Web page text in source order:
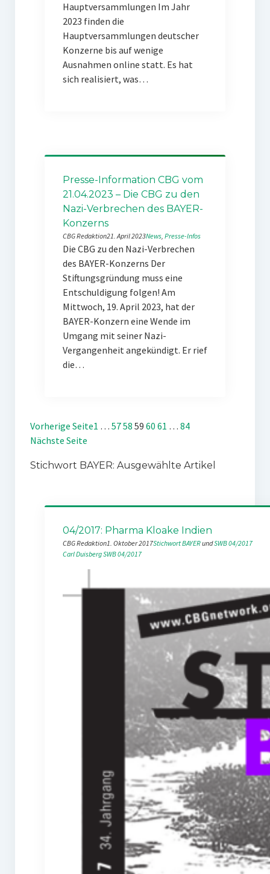
Hauptversammlungen Im Jahr
2023 finden die
Hauptversammlungen deutscher
Konzerne bis auf wenige
Ausnahmen online statt. Es hat
sich realisiert, was…
Presse-Information CBG vom
21.04.2023 – Die CBG zu den
Nazi-Verbrechen des BAYER-
Konzerns
CBG Redaktion21. April 2023News, Presse-Infos
Die CBG zu den Nazi-Verbrechen
des BAYER-Konzerns Der
Stiftungsgründung muss eine
Entschuldigung folgen! Am
Mittwoch, 19. April 2023, hat der
BAYER-Konzern eine Wende im
Umgang mit seiner Nazi-
Vergangenheit angekündigt. Er rief
die…
Vorherige Seite1 … 5758 59 60 61 … 84
Nächste Seite
Stichwort BAYER: Ausgewählte Artikel
04/2017: Pharma Kloake Indien
CBG Redaktion1. Oktober 2017Stichwort BAYER und SWB 04/2017
Carl DuisbergSWB 04/2017